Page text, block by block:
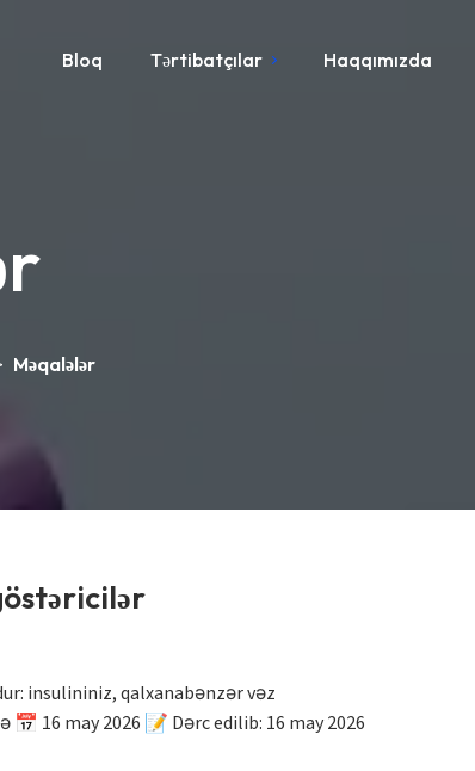
Bloq Tərtibatçılar Haqqımızda
Məqalələr
insulininiz, qalxanabənzər vəz
16 may 2026 📝 Dərc edilib: 16 may 2026